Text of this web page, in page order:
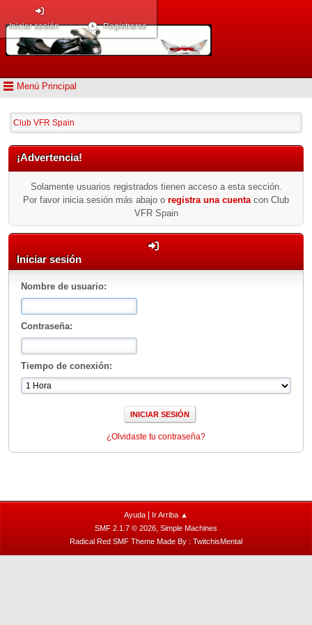
Menú Principal
Iniciar sesión Registrarse
Club VFR Spain
¡Advertencia!
Solamente usuarios registrados tienen acceso a esta sección.
Por favor inicia sesión más abajo o registra una cuenta con Club
VFR Spain
Iniciar sesión
Nombre de usuario:
Contraseña:
Tiempo de conexión:
¿Olvidaste tu contraseña?
Ayuda
Ir Arriba ▲
SMF 2.1.7 © 2026, Simple Machines
Radical Red SMF Theme Made By : TwitchisMental